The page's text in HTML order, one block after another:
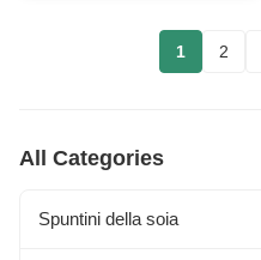
1 2
All Categories
Spuntini della soia